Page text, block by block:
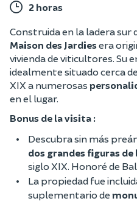
2 horas
Construida en la ladera sur
Maison des Jardiesera
vivienda de viticultores. Su
idealmente situado cerca
XIX a numerosas
en el lugar.
Bonus de la visita :
Descubra sin más
dos grandes figuras
siglo XIX. Honoré de
La propiedad fue
suplementario de